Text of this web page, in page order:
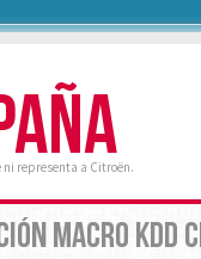
ni representa a Citroën.
MACRO KDD